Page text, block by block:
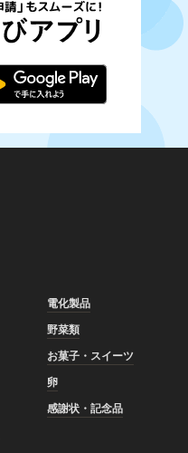
電化製品
野菜類
お菓子・スイーツ
卵
感謝状・記念品